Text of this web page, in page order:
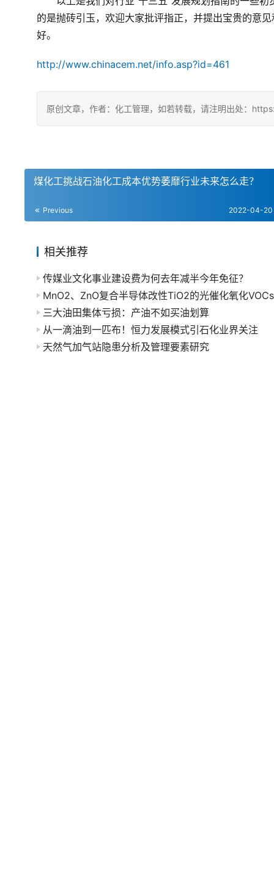
的是抛砖引玉，欢迎大家批评指正，并提出宝贵的意
好。
http://www.chinacem.net/info.asp?id=461
原创文章，作者：化工管理，如若转载，请注明出处：
煤化工挑战石油化工成本优势萎靡行业未来怎么走？
Previous 2022-04-20
相关推荐
传媒业文化事业建设费为何去年减半今年免征？
三大油田集体亏损：产油不如买油划算
从一滴油到一匹布！恒力发展模式引石化业界关注
天然气加气站隐患分析及管理要素研究